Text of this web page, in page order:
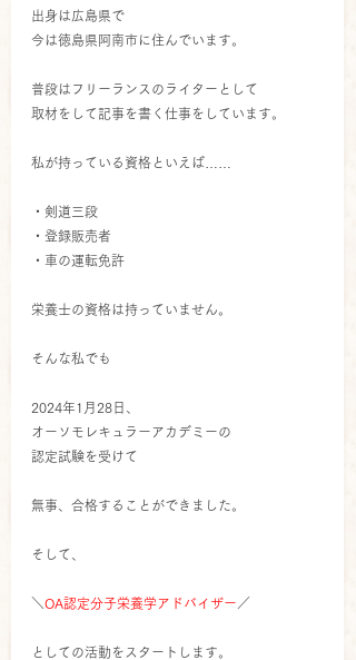
出身は広島県で
今は徳島県阿南市に住んでいます。
普段はフリーランスのライターとして
取材をして記事を書く仕事をしています。
私が持っている資格といえば……
・剣道三段
・登録販売者
・車の運転免許
栄養士の資格は持っていません。
そんな私でも
2024年1月28日、
オーソモレキュラーアカデミーの
認定試験を受けて
無事、合格することができました。
そして、
＼OA認定分子栄養学アドバイザー ／
としての活動をスタートします。